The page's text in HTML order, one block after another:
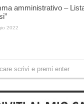
amministrativo –
2022